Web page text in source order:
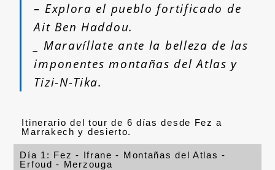
– Explora el pueblo fortificado de
Ait Ben Haddou.
_ Maravíllate ante la belleza de las
imponentes montañas del Atlas y
Tizi-N-Tika.
Itinerario del tour de 6 días desde Fez a
Marrakech y desierto.
Día 1: Fez - Ifrane - Montañas del Atlas -
Erfoud - Merzouga